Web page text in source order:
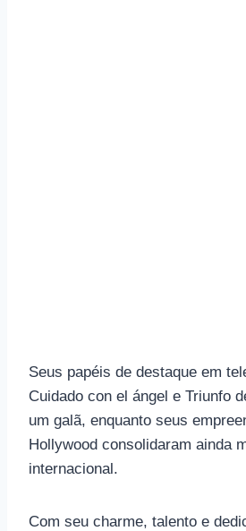
Seus papéis de destaque em
Cuidado con el ángel e Triunfo
um galã, enquanto seus
Hollywood consolidaram ainda
internacional.
Com seu charme, talento e